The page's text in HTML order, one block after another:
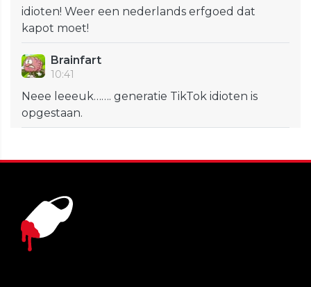
idioten! Weer een nederlands erfgoed dat
kapot moet!
Brainfart
10:41
Neee leeeuk……. generatie TikTok idioten is
opgestaan.